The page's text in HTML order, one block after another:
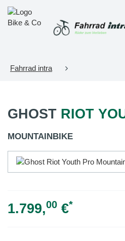
Fahrrad intra
GHOST RIOT
MOUNTAINBIKE
1.799,00 €*